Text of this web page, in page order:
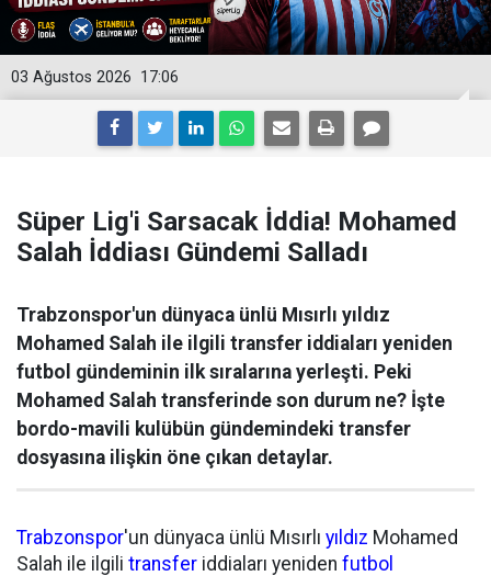
17:06
03 Ağustos 2026
Süper Lig'i Sarsacak İddia! Mohamed
Salah İddiası Gündemi Salladı
Trabzonspor'un dünyaca ünlü Mısırlı yıldız
Mohamed Salah ile ilgili transfer iddiaları yeniden
futbol gündeminin ilk sıralarına yerleşti. Peki
Mohamed Salah transferinde son durum ne? İşte
bordo-mavili kulübün gündemindeki transfer
dosyasına ilişkin öne çıkan detaylar.
Trabzonspor'un dünyaca ünlü Mısırlı yıldız Mohamed
Salah ile ilgili transfer iddiaları yeniden futbol